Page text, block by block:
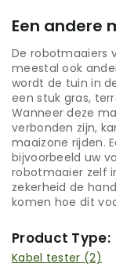
Een andere
De robotmaaiers
meestal ook
wordt de tuin in
een stuk gras,
Wanneer deze
verbonden zijn,
maaizone rijden.
bijvoorbeeld uw
robotmaaier zelf
zekerheid de
komen hoe dit
Product Type:
Kabel tester (2)